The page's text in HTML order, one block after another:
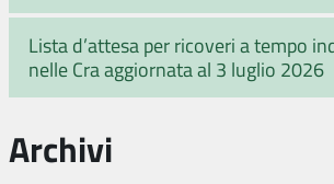
Lista d’attesa per ricoveri a tempo
nelle Cra aggiornata al 3 luglio 2026
Archivi